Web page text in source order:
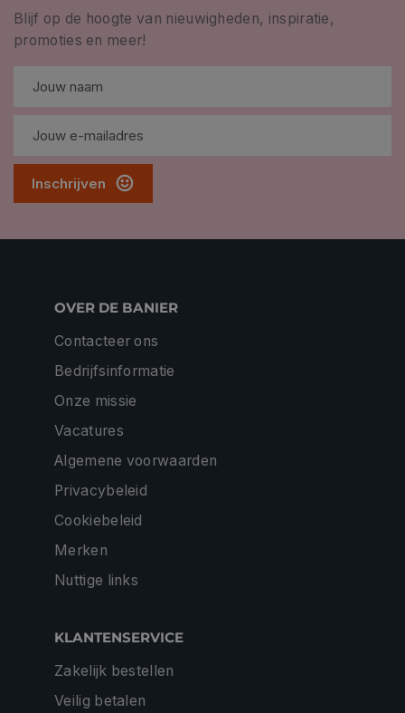
Blijf op de hoogte van nieuwigheden, inspiratie,
promoties en meer!
Inschrijven
OVER DE BANIER
Contacteer ons
Bedrijfsinformatie
Onze missie
Vacatures
Algemene voorwaarden
Privacybeleid
Cookiebeleid
Merken
Nuttige links
KLANTENSERVICE
Zakelijk bestellen
Veilig betalen